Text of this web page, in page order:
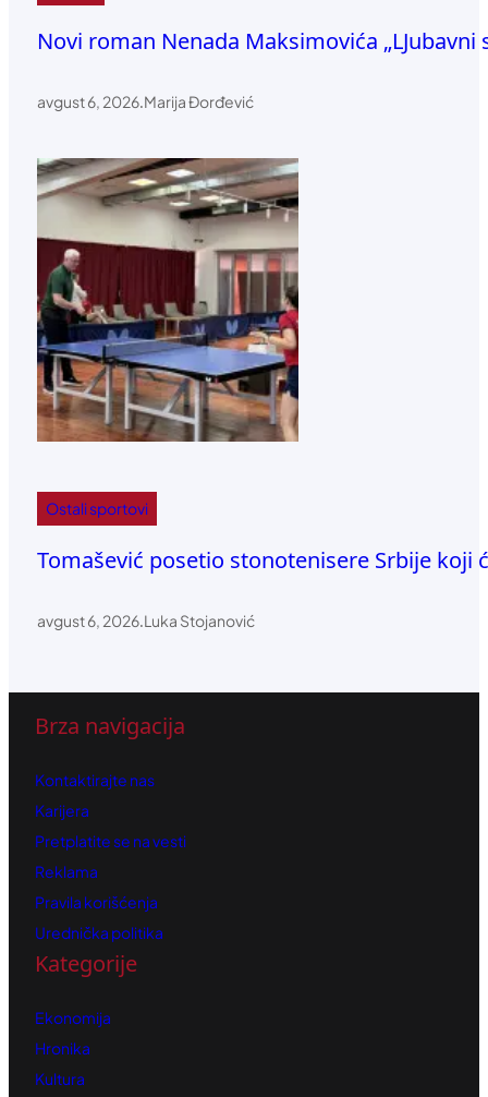
Novi roman Nenada Maksimovića
avgust 6, 2026.Marija Đorđević
Ostali sportovi
Tomašević posetio stonotenisere Srbije
avgust 6, 2026.Luka Stojanović
Brza navigacija
Kontaktirajte nas
Karijera
Pretplatite se na vesti
Reklama
Pravila korišćenja
Urednička politika
Kategorije
Ekonomija
Hronika
Kultura